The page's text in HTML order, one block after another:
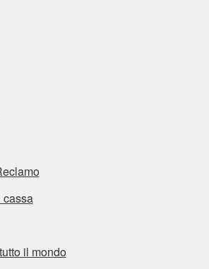
cassa
il mondo